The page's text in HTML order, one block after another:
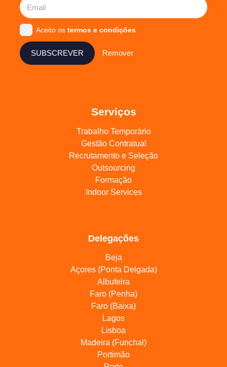
Serviços
Trabalho Temporário
Gestão Contratual
Recrutamento e Seleção
Outsourcing
Formação
Indoor Services
Delegações
Beja
Açores (Ponta Delgada)
Albufeira
Faro (Penha)
Faro (Baixa)
Lagos
Lisboa
Madeira (Funchal)
Portimão
Aceito ostermos e condições
SUBSCREVER Remover